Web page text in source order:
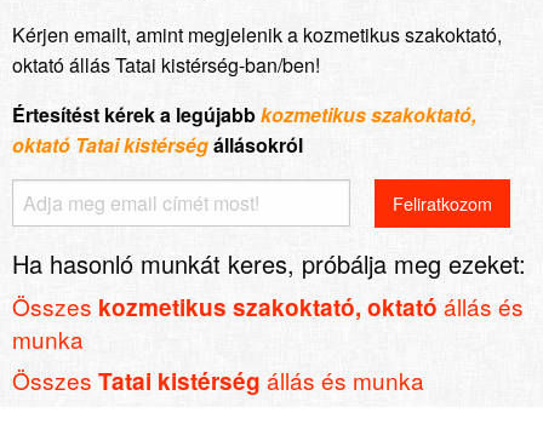
Kérjen emailt, amint megjelenik a kozmetikus szakoktató,
oktató állás Tatai kistérség-ban/ben!
Értesítést kérek a legújabbkozmetikus szakoktató,
oktató Tatai kistérségállásokról
Ha hasonló munkát keres, próbálja meg ezeket:
Összes kozmetikus szakoktató, oktató állás és
munka
Összes Tatai kistérség állás és munka